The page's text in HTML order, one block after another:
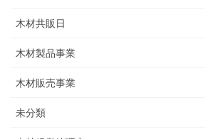
木材共販日
木材製品事業
木材販売事業
未分類